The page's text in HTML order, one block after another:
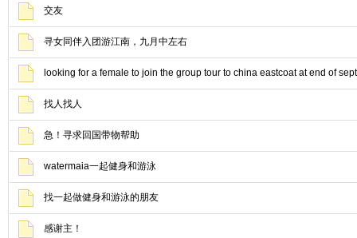
交友
寻女同伴入团游江南，九月中左右
looking for a female to join the group tour to china eastcoat at end of sept
找人找人
急！寻求回国带物帮助
watermaia一起健身和游泳
找一起做健身和游泳的朋友
感谢主！